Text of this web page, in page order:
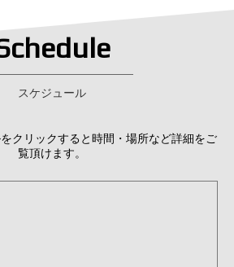
スケジュール
クリックすると時間・場所など詳細をご
覧頂けます。